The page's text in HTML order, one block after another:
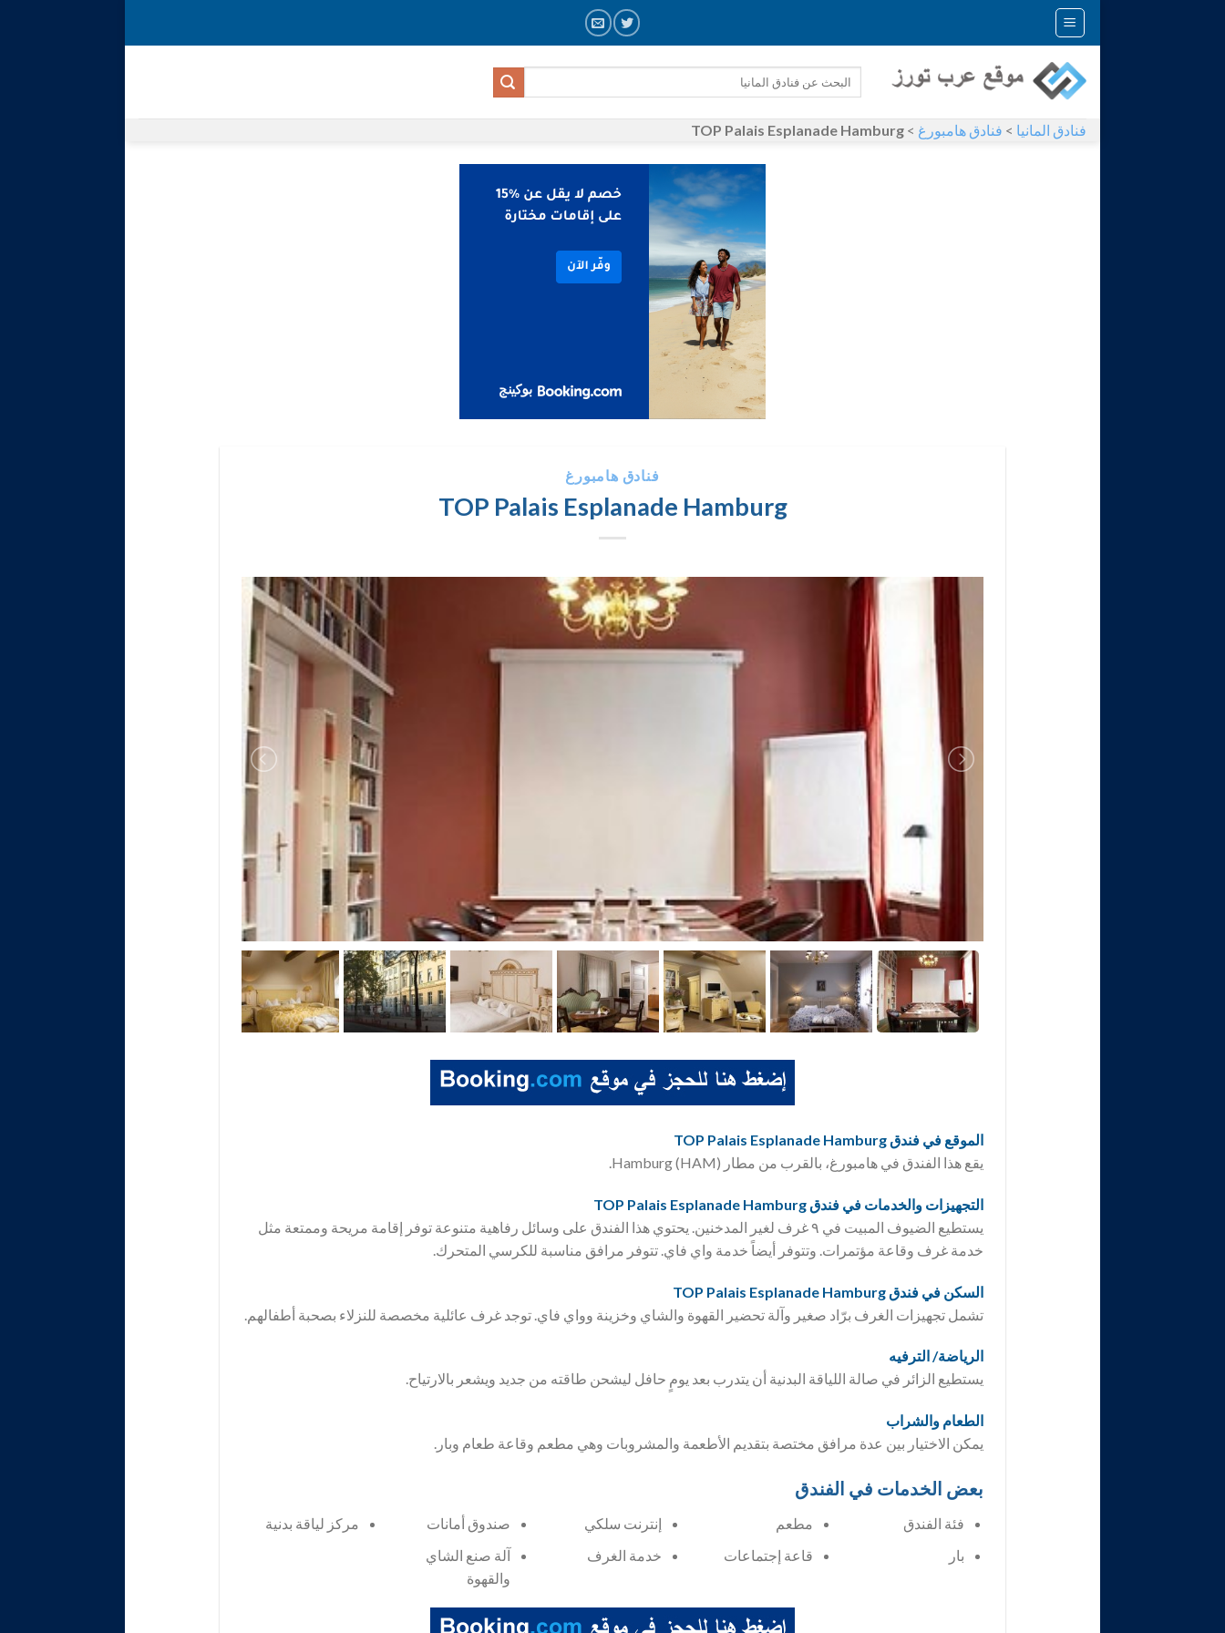
Skip
فنادق المانيا > فنادق هامبورغ >
TOP Palais Esplanade Hamburg
فنادق هامبورغ
TOP Palais Esplanade Hamburg
الموقع في فندق TOP Palais Esplanade Hamburg
يقع هذا الفندق في هامبورغ، بالقرب من مطار Hamburg (HAM).
التجهيزات والخدمات في فندق TOP Palais Esplanade Hamburg
يستطيع الضيوف المبيت في ٩ غرف لغير المدخنين. يحتوي هذا الفندق على وسائل رفاهية متنوعة توفر إقامة مريحة وممتعة مثل
خدمة غرف وقاعة مؤتمرات. وتتوفر أيضاً خدمة واي فاي. تتوفر مرافق مناسبة للكرسي المتحرك.
السكن في فندق TOP Palais Esplanade Hamburg
تشمل تجهيزات الغرف برّاد صغير وآلة تحضير القهوة والشاي وخزينة وواي فاي. توجد غرف عائلية مخصصة للنزلاء بصحبة أطفالهم.
الرياضة/ الترفيه
يستطيع الزائر في صالة اللياقة البدنية أن يتدرب بعد يومٍ حافل ليشحن طاقته من جديد ويشعر بالارتياح.
الطعام والشراب
يمكن الاختيار بين عدة مرافق مختصة بتقديم الأطعمة والمشروبات وهي مطعم وقاعة طعام وبار.
بعض الخدمات في الفندق
فئة الفندق
بار
مطعم
قاعة إجتماعات
إنترنت سلكي
خدمة الغرف
صندوق أمانات
آلة صنع الشاي
والقهوة
مركز لياقة بدنية